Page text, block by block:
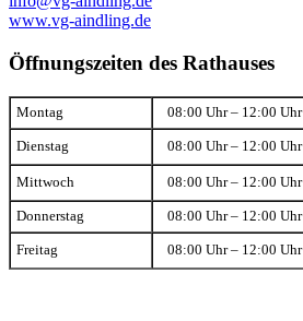
www.vg-aindling.de
Öffnungszeiten des Rathauses
Montag 08:00 Uhr – 12:00 Uhr
Dienstag 08:00 Uhr – 12:00 Uhr
Mittwoch 08:00 Uhr – 12:00 Uhr
Donnerstag 08:00 Uhr – 12:00 Uhr
Freitag 08:00 Uhr – 12:00 Uhr